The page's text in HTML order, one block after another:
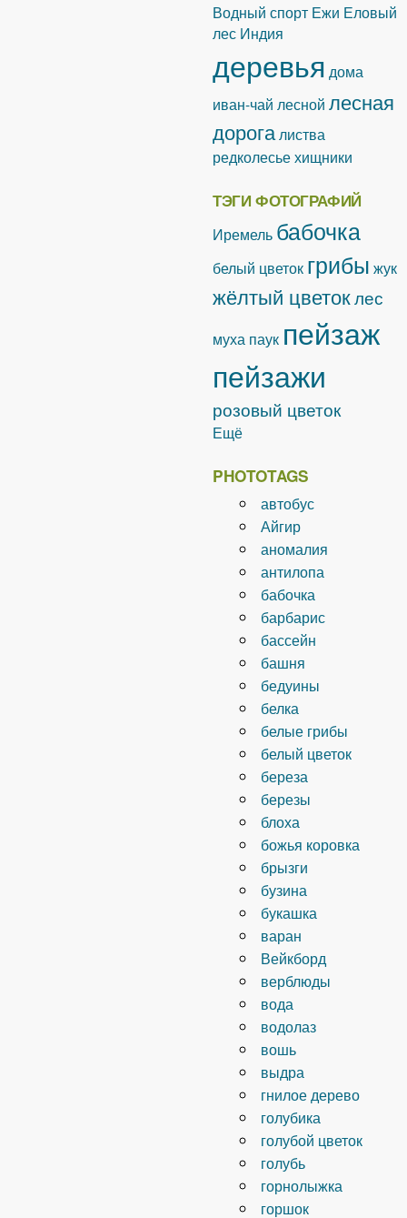
Водный спорт Ежи Еловый
лес Индия
деревья дома
иван-чай лесной лесная
дорога листва
редколесьехищники
ТЭГИ ФОТОГРАФИЙ
Иремель бабочка
белый цветок грибы жук
жёлтый цветоклес
муха паук пейзаж
пейзажи
розовый цветок
Ещё
PHOTOTAGS
автобус
Айгир
аномалия
антилопа
бабочка
барбарис
бассейн
башня
бедуины
белка
белые грибы
белый цветок
береза
березы
блоха
божья коровка
брызги
бузина
букашка
варан
Вейкборд
верблюды
вода
водолаз
вошь
выдра
гнилое дерево
голубика
голубой цветок
голубь
горнолыжка
горшок